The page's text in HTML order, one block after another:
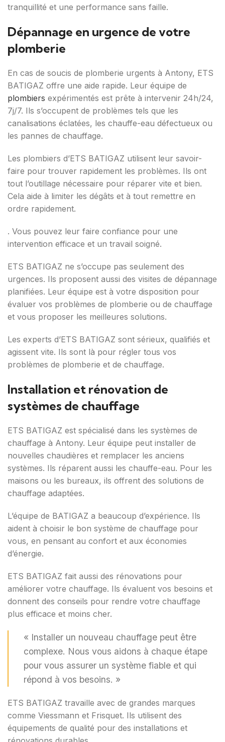
tranquillité et une performance sans faille.
Dépannage en urgence de votre
plomberie
En cas de soucis de plomberie urgents à Antony, ETS
BATIGAZ offre une aide rapide. Leur équipe de
plombiers expérimentés est prête à intervenir 24h/24,
7j/7. Ils s’occupent de problèmes tels que les
canalisations éclatées, les chauffe-eau défectueux ou
les pannes de chauffage.
Les plombiers d’ETS BATIGAZ utilisent leur savoir-
faire pour trouver rapidement les problèmes. Ils ont
tout l’outillage nécessaire pour réparer vite et bien.
Cela aide à limiter les dégâts et à tout remettre en
ordre rapidement.
. Vous pouvez leur faire confiance pour une
intervention efficace et un travail soigné.
ETS BATIGAZ ne s’occupe pas seulement des
urgences. Ils proposent aussi des visites de dépannage
planifiées. Leur équipe est à votre disposition pour
évaluer vos problèmes de plomberie ou de chauffage
et vous proposer les meilleures solutions.
Les experts d’ETS BATIGAZ sont sérieux, qualifiés et
agissent vite. Ils sont là pour régler tous vos
problèmes de plomberie et de chauffage.
Installation et rénovation de
systèmes de chauffage
ETS BATIGAZ est spécialisé dans les systèmes de
chauffage à Antony. Leur équipe peut installer de
nouvelles chaudières et remplacer les anciens
systèmes. Ils réparent aussi les chauffe-eau. Pour les
maisons ou les bureaux, ils offrent des solutions de
chauffage adaptées.
L’équipe de BATIGAZ a beaucoup d’expérience. Ils
aident à choisir le bon système de chauffage pour
vous, en pensant au confort et aux économies
d’énergie.
ETS BATIGAZ fait aussi des rénovations pour
améliorer votre chauffage. Ils évaluent vos besoins et
donnent des conseils pour rendre votre chauffage
plus efficace et moins cher.
« Installer un nouveau chauffage peut être
complexe. Nous vous aidons à chaque étape
pour vous assurer un système fiable et qui
répond à vos besoins. »
ETS BATIGAZ travaille avec de grandes marques
comme Viessmann et Frisquet. Ils utilisent des
équipements de qualité pour des installations et